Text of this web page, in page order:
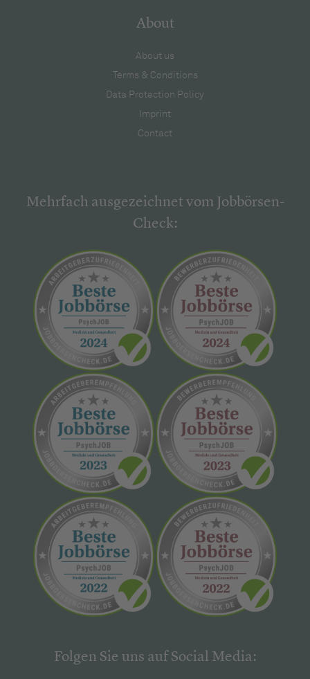
About
About us
Terms & Conditions
Data Protection Policy
Imprint
Contact
Mehrfach ausgezeichnet vom Jobbörsen-
Check:
Folgen Sie uns auf Social Media: